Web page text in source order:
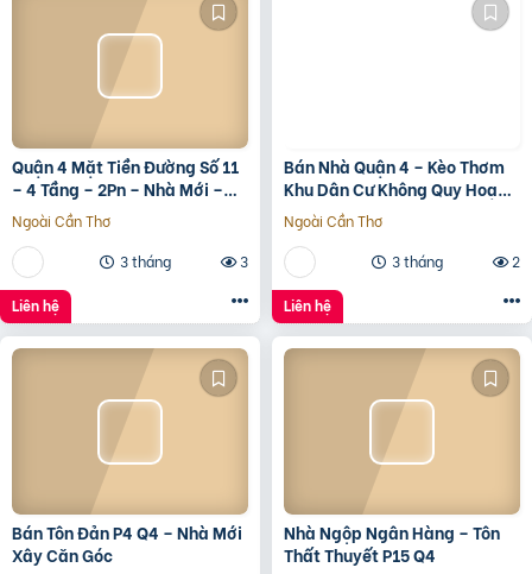
Quận 4 Mặt Tiền Đường Số 11
– 4 Tầng – 2Pn – Nhà Mới –
7.35 Tỷ Tl
Ngoài Cần Thơ
3 tháng
3
Liên hệ
Bán Nhà Quận 4 – Kèo Thơm
Khu Dân Cư Không Quy Hoạch
Cách Mặt Tiền Xóm Chiếu
30M
Ngoài Cần Thơ
3 tháng
2
Liên hệ
Bán Tôn Đản P4 Q4 – Nhà Mới
Xây Căn Góc
Nhà Ngộp Ngân Hàng – Tôn
Thất Thuyết P15 Q4